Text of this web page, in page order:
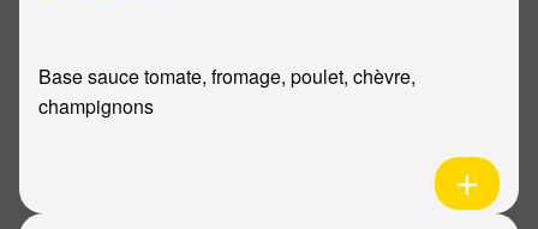
Base sauce tomate, fromage, poulet, chèvre,
champignons